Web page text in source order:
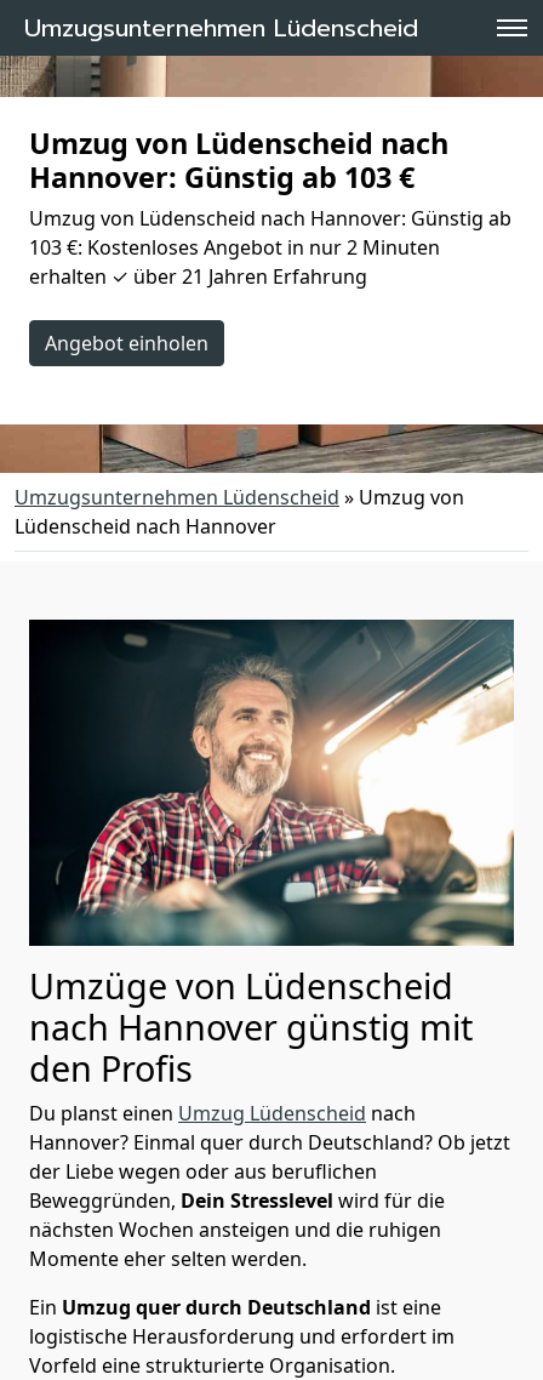
Umzugsunternehmen Lüdenscheid
Umzug von Lüdenscheid nach
Hannover: Günstig ab 103 €
Umzug von Lüdenscheid nach Hannover: Günstig ab
103 €: Kostenloses Angebot in nur 2 Minuten
erhalten ✓ über 21 Jahren Erfahrung
Angebot einholen
Umzugsunternehmen Lüdenscheid » Umzug von
Lüdenscheid nach Hannover
Umzüge von Lüdenscheid
nach Hannover günstig mit
den Profis
Du planst einen Umzug Lüdenscheid nach
Hannover? Einmal quer durch Deutschland? Ob jetzt
der Liebe wegen oder aus beruflichen
Beweggründen, Dein Stresslevel wird für die
nächsten Wochen ansteigen und die ruhigen
Momente eher selten werden.
Ein Umzug quer durch Deutschland ist eine
logistische Herausforderung und erfordert im
Vorfeld eine strukturierte Organisation.